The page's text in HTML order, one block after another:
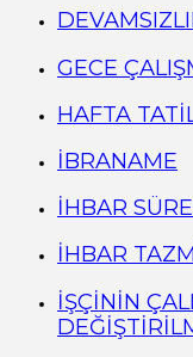
GECE
HAFTA
İBRANAME
İHBAR
İHBAR
İŞÇİNİN